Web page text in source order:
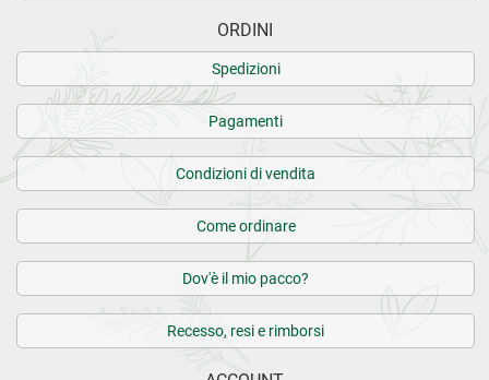
ORDINI
Spedizioni
Pagamenti
Condizioni di vendita
Come ordinare
Dov'è il mio pacco?
Recesso, resi e rimborsi